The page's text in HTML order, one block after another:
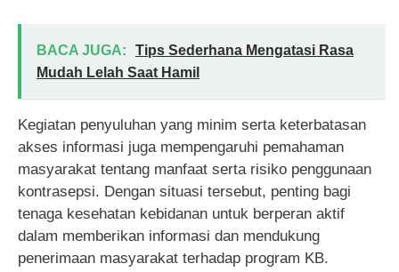
BACA JUGA:
Tips Sederhana Mengatasi Rasa
Mudah Lelah Saat Hamil
Kegiatan penyuluhan yang minim serta keterbatasan
akses informasi juga mempengaruhi pemahaman
masyarakat tentang manfaat serta risiko penggunaan
kontrasepsi. Dengan situasi tersebut, penting bagi
tenaga kesehatan kebidanan untuk berperan aktif
dalam memberikan informasi dan mendukung
penerimaan masyarakat terhadap program KB.